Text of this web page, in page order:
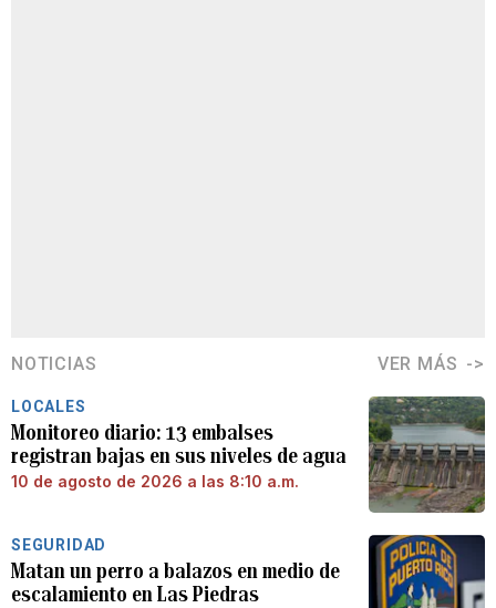
NOTICIAS VER MÁS
LOCALES
Monitoreo diario: 13 embalses
registran bajas en sus niveles de agua
10 de agosto de 2026 a las 8:10 a.m.
SEGURIDAD
Matan un perro a balazos en medio de
escalamiento en Las Piedras